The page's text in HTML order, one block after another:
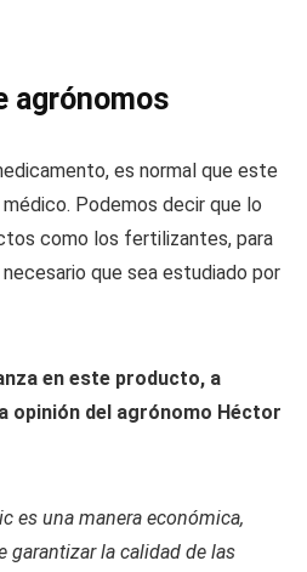
agrónomos
es normal que este
Podemos decir que lo
como los fertilizantes, para
que sea estudiado por
en este producto, a
opinión del agrónomo Héctor
es una manera económica,
garantizar la calidad de las